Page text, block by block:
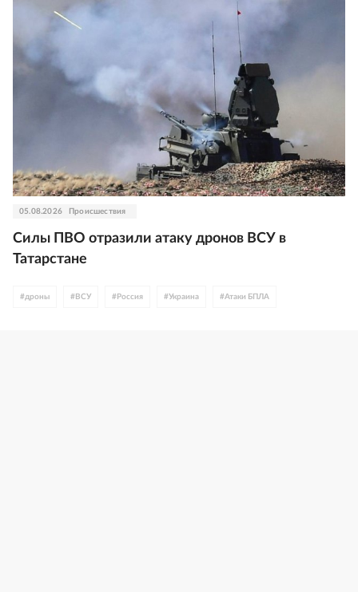
05.08.2026 Происшествия
Силы ПВО отразили атаку дронов ВСУ в
Татарстане
# дроны # ВСУ # Россия #Украина #Атаки БПЛА